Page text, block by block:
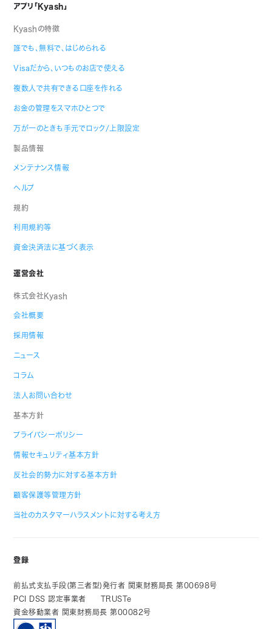
アプリ「Kyash」
Kyashの特徴
誰でも、無料で、はじめられる
Visaだから、いつものお店で使える
複数人で共有できる口座を作れる
お金の管理をスマホひとつで
万が一のときも手元でロック/上限設定
製品情報
メンテナンス情報
ヘルプ
規約
利用規約等
資金決済法に基づく表示
運営会社
株式会社Kyash
会社概要
採用情報
ニュース
コラム
法人お問い合わせ
基本方針
プライバシーポリシー
情報セキュリティ基本方針
反社会的勢力に対する基本方針
顧客保護等管理方針
当社のカスタマーハラスメントに対する考え方
登録
前払式支払手段(第三者型)発行者 関東財務局長 第00698号
PCI DSS 認定事業者
TRUSTe
資金移動業者 関東財務局長 第00082号